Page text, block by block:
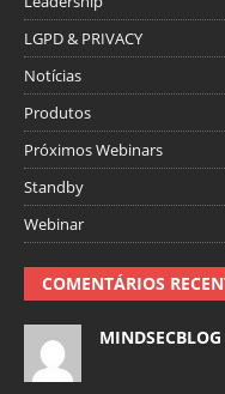
LGPD & PRIVACY
Notícias
Produtos
Próximos Webinars
Standby
Webinar
COMENTÁRIOS